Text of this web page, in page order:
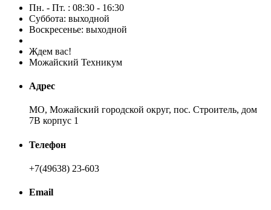
Пн. - Пт. : 08:30 - 16:30
Суббота: выходной
Воскресенье: выходной
Ждем вас!
Можайский Техникум
Адрес
МО, Можайский городской округ, пос. Строитель, дом
7В корпус 1
Телефон
+7(49638) 23-603
Email